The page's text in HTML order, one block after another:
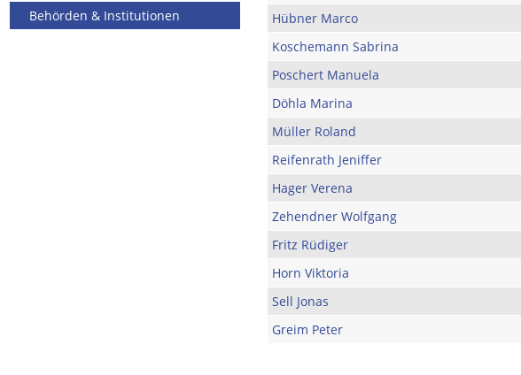
Behörden & Institutionen
Hübner Marco
Koschemann Sabrina
Poschert Manuela
Döhla Marina
Müller Roland
Reifenrath Jeniffer
Hager Verena
Zehendner Wolfgang
Fritz Rüdiger
Horn Viktoria
Sell Jonas
Greim Peter